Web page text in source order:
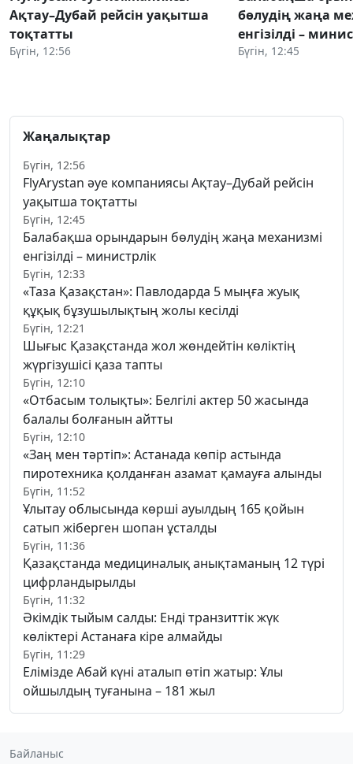
Ақтау–Дубай рейсін уақытша
тоқтатты
Бүгін, 12:56
бөлудің жаңа
енгізілді –
Бүгін, 12:45
Жаңалықтар
Бүгін, 12:56
FlyArystan әуе компаниясы Ақтау–Дубай рейсін
уақытша тоқтатты
Бүгін, 12:45
Балабақша орындарын бөлудің жаңа механизмі
енгізілді – министрлік
Бүгін, 12:33
«Таза Қазақстан»: Павлодарда 5 мыңға жуық
құқық бұзушылықтың жолы кесілді
Бүгін, 12:21
Шығыс Қазақстанда жол жөндейтін көліктің
жүргізушісі қаза тапты
Бүгін, 12:10
«Отбасым толықты»: Белгілі актер 50 жасында
балалы болғанын айтты
Бүгін, 12:10
«Заң мен тәртіп»: Астанада көпір астында
пиротехника қолданған азамат қамауға алынды
Бүгін, 11:52
Ұлытау облысында көрші ауылдың 165 қойын
сатып жіберген шопан ұсталды
Бүгін, 11:36
Қазақстанда медициналық анықтаманың 12 түрі
цифрландырылды
Бүгін, 11:32
Әкімдік тыйым салды: Енді транзиттік жүк
көліктері Астанаға кіре алмайды
Бүгін, 11:29
Елімізде Абай күні аталып өтіп жатыр: Ұлы
ойшылдың туғанына – 181 жыл
Байланыс